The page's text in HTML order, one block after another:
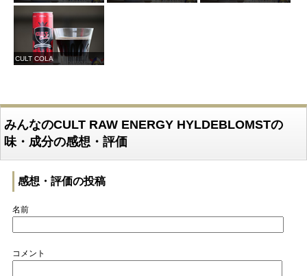
CULT COLA
みんなのCULT RAW ENERGY HYLDEBLOMSTの
味・成分の感想・評価
感想・評価の投稿
名前
コメント